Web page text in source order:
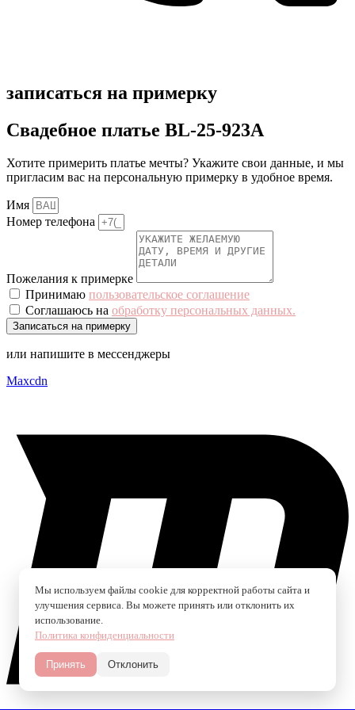
записаться на примерку
Свадебное платье BL-25-923A
Хотите примерить платье мечты? Укажите свои данные, и мы
пригласим вас на персональную примерку в удобное время.
Имя
Номер телефона
Пожелания к примерке
Принимаю пользовательское соглашение
Соглашаюсь на обработку персональных данных.
Записаться на примерку
или напишите в мессенджеры
Maxcdn
Мы используем файлы cookie для корректной работы сайта и
улучшения сервиса. Вы можете принять или отклонить их
использование.
Политика конфиденциальности
Принять Отклонить